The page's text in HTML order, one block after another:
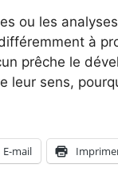
ou les
à
prêche le
leur sens,
E-mail